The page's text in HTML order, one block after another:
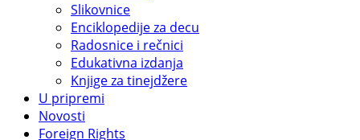
Slikovnice
Enciklopedije za decu
Radosnice i rečnici
Edukativna izdanja
Knjige za tinejdžere
U pripremi
Novosti
Foreign Rights